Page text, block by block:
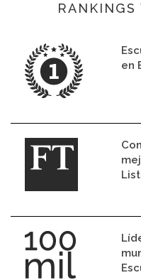
RANKINGS
en